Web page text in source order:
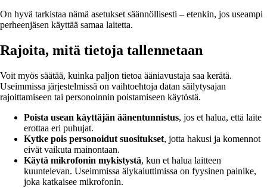
On hyvä tarkistaa nämä asetukset säännöllisesti – etenkin, jos useampi
perheenjäsen käyttää samaa laitetta.
Rajoita, mitä tietoja tallennetaan
Voit myös säätää, kuinka paljon tietoa ääniavustaja saa kerätä.
Useimmissa järjestelmissä on vaihtoehtoja datan säilytysajan
rajoittamiseen tai personoinnin poistamiseen käytöstä.
Poista usean käyttäjän äänentunnistus, jos et halua, että laite
erottaa eri puhujat.
Kytke pois personoidut suositukset, jotta hakusi ja komennot
eivät vaikuta mainontaan.
Käytä mikrofonin mykistystä, kun et halua laitteen
kuuntelevan. Useimmissa älykaiuttimissa on fyysinen painike,
joka katkaisee mikrofonin.